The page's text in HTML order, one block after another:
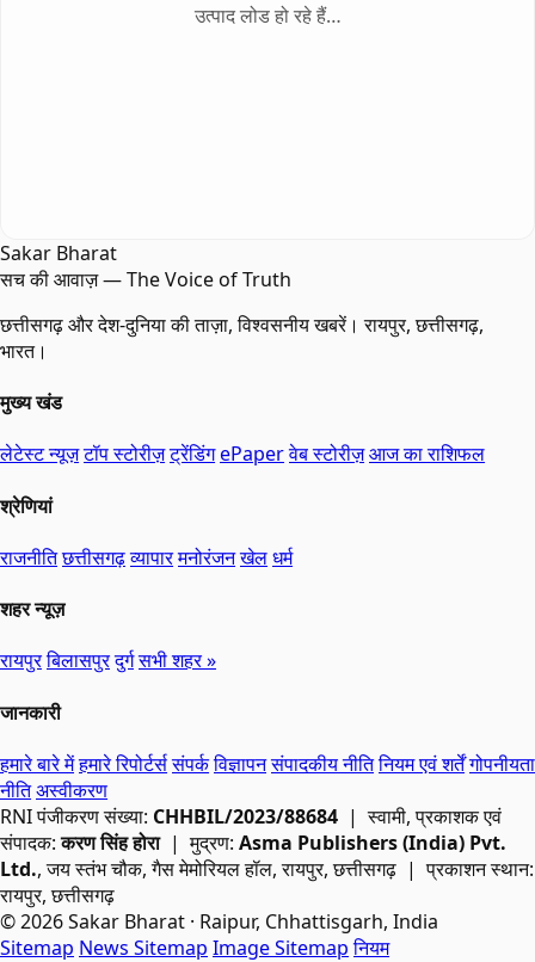
उत्पाद लोड हो रहे हैं…
Sakar Bharat
सच की आवाज़ — The Voice of Truth
छत्तीसगढ़ और देश-दुनिया की ताज़ा, विश्वसनीय खबरें। रायपुर, छत्तीसगढ़,
भारत।
मुख्य खंड
लेटेस्ट न्यूज़टॉप स्टोरीज़ट्रेंडिंगePaperवेब स्टोरीज़आज का राशिफल
श्रेणियां
राजनीतिछत्तीसगढ़व्यापारमनोरंजनखेलधर्म
शहर न्यूज़
रायपुरबिलासपुरदुर्गसभी शहर »
जानकारी
हमारे बारे मेंहमारे रिपोर्टर्ससंपर्कविज्ञापनसंपादकीय नीतिनियम एवं शर्तेंगोपनीयता
नीतिअस्वीकरण
RNIपंजीकरण संख्या: CHHBIL/2023/88684 | स्वामी, प्रकाशक एवं
संपादक:करण सिंह होरा| मुद्रण: Asma Publishers (India) Pvt.
Ltd., जय स्तंभ चौक, गैस मेमोरियल हॉल, रायपुर, छत्तीसगढ़ | प्रकाशन स्थान:
रायपुर, छत्तीसगढ़
© 2026 Sakar Bharat · Raipur, Chhattisgarh, India
Sitemap News Sitemap Image Sitemap नियम